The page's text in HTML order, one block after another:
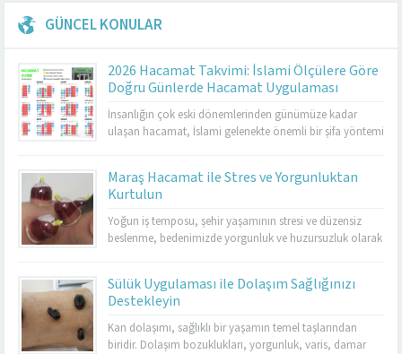
GÜNCEL KONULAR
2026 Hacamat Takvimi: İslami Ölçülere Göre
Doğru Günlerde Hacamat Uygulaması
İnsanlığın çok eski dönemlerinden günümüze kadar
ulaşan hacamat, İslami gelenekte önemli bir şifa yöntemi
tıp hem de İslami uygulamalar açısından ayrı bir değer
taşır. 2026 hacamat takvimi, sünnet günlerini, altın
hacamat günlerini, genel uygulanabilir günleri ve
yasaklı...
Maraş Hacamat ile Stres ve Yorgunluktan
Kurtulun
Yoğun iş temposu, şehir yaşamının stresi ve düzensiz
beslenme, bedenimizde yorgunluk ve huzursuzluk olarak
biridir. Hacamat uygulaması, kan dolaşımını hızlandırır,
kasları gevşetir ve stresin olumsuz etkilerini azaltır.
Özellikle kronik yorgunluk yaşayan kişilerde enerjiyi
artırarak yaşam...
Sülük Uygulaması ile Dolaşım Sağlığınızı
Destekleyin
Kan dolaşımı, sağlıklı bir yaşamın temel taşlarından
biridir. Dolaşım bozuklukları, yorgunluk, varis, damar